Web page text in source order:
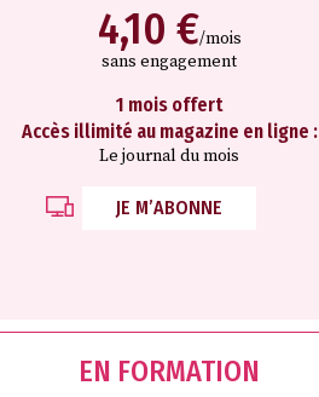
4,10 €/mois
sans engagement
1 mois offert
Accès illimité au magazine en ligne :
Le journal du mois
JE M’ABONNE
EN FORMATION